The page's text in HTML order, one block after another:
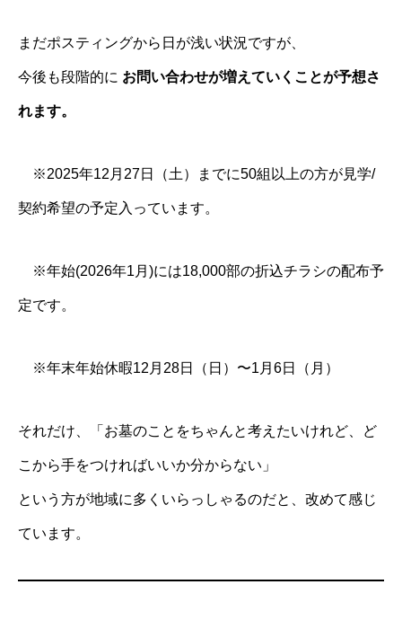
まだポスティングから日が浅い状況ですが、
今後も段階的に お問い合わせが増えていくことが予想さ
れます。
※2025年12月27日（土）までに50組以上の方が見学/
契約希望の予定入っています。
※年始(2026年1月)には18,000部の折込チラシの配布予
定です。
※年末年始休暇12月28日（日）〜1月6日（月）
それだけ、「お墓のことをちゃんと考えたいけれど、ど
こから手をつければいいか分からない」
という方が地域に多くいらっしゃるのだと、改めて感じ
ています。